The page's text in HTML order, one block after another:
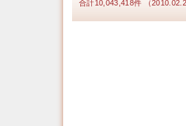
合計10,043,418件 （